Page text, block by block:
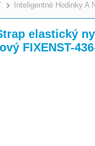
>
Inteligentné Hodinky A
elastický
FIXENST-